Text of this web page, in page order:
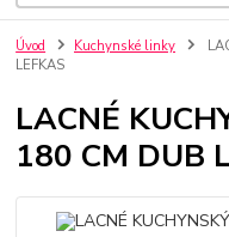
Úvod Kuchynské linky
LEFKAS
LACNÉ
180 CM DUB